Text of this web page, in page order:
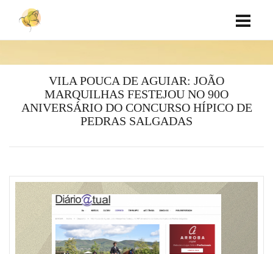
VILA POUCA DE AGUIAR: JOÃO
MARQUILHAS FESTEJOU NO 90O
ANIVERSÁRIO DO CONCURSO HÍPICO DE
PEDRAS SALGADAS